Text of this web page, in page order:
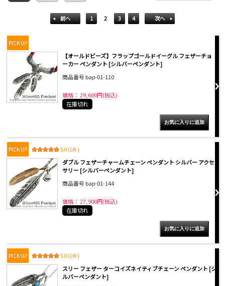
前へ 1 2 3 4 次へ
PICK UP
【オールドビーズ】フラップゴールドイーグル フェザーチョ
ーカー ペンダント [シルバーペンダント]
商品番号 bap-01-110
価格： 29,600円(税込)
在庫切れ
PICK UP 5.0 (1件)
ダブル フェザーチャームチェーン ペンダント シルバー アクセ
サリー [シルバーペンダント]
商品番号 bap-01-144
価格： 27,900円(税込)
在庫切れ
PICK UP 5.0 (1件)
スリー フェザー ターコイズネイティブチェーン ペンダント [シ
ルバーペンダント]